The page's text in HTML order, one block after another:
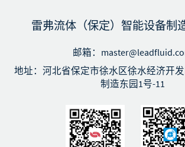
雷弗流体（保定）智能设备制
邮箱：
地址：河北省保定市徐水区徐水经济开
制造东园1号-11